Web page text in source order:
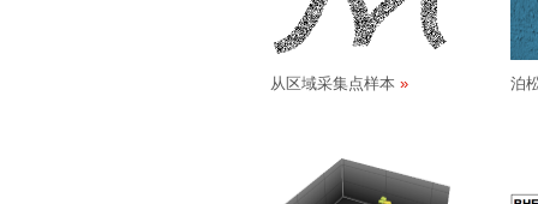
从区域采集点样本 泊